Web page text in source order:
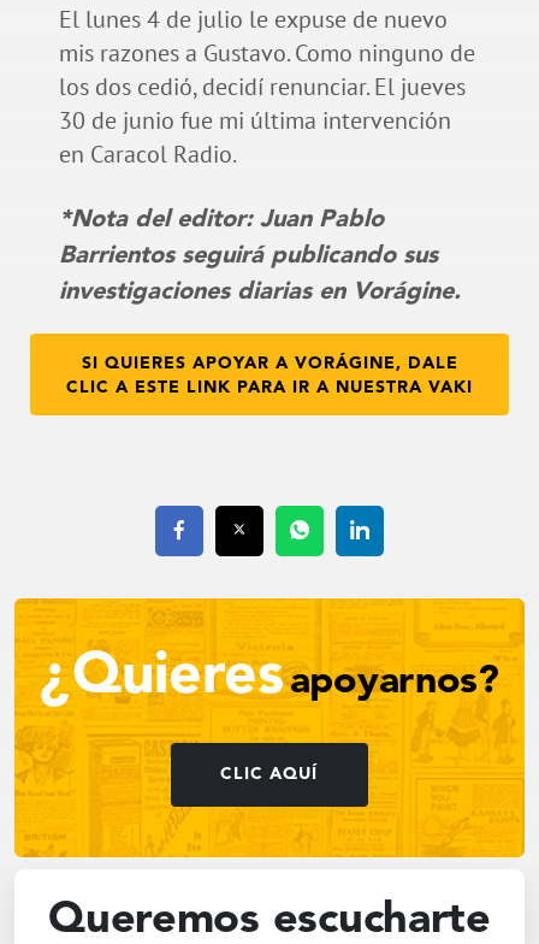
El lunes 4 de julio le expuse de nuevo
mis razones a Gustavo. Como ninguno de
los dos cedió, decidí renunciar. El jueves
30 de junio fue mi última intervención
en Caracol Radio.
*Nota del editor: Juan Pablo
Barrientos seguirá publicando sus
investigaciones diarias en Vorágine.
SI QUIERES APOYAR A VORÁGINE, DALE
CLIC A ESTE LINK PARA IR A NUESTRA VAKI
¿Quieresapoyarnos?
CLIC AQUÍ
Queremos escucharte